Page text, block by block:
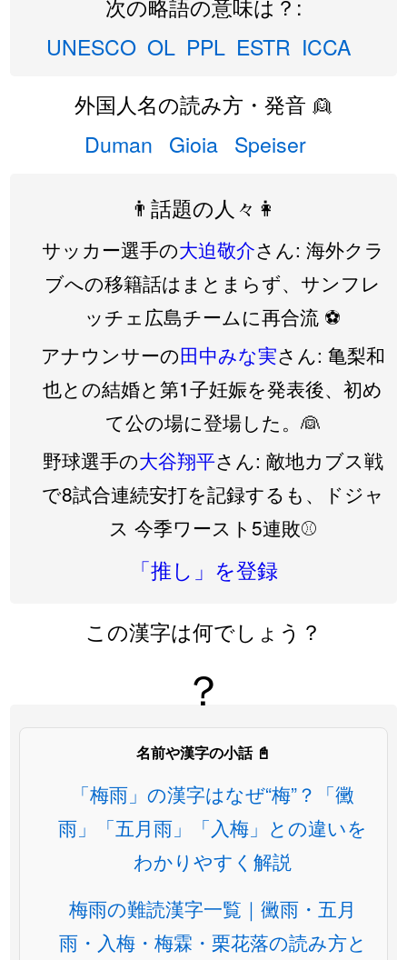
次の略語の意味は？:
UNESCO OL PPL ESTR ICCA
外国人名の読み方・発音 👱
Duman Gioia Speiser
👨話題の人々👩
サッカー選手の大迫敬介さん: 海外クラ
ブへの移籍話はまとまらず、サンフレ
ッチェ広島チームに再合流 ⚽️
アナウンサーの田中みな実さん: 亀梨和
也との結婚と第1子妊娠を発表後、初め
て公の場に登場した。👰
野球選手の大谷翔平さん: 敵地カブス戦
で8試合連続安打を記録するも、ドジャ
ス 今季ワースト5連敗⚾️
「推し」を登録
この漢字は何でしょう？
？
名前や漢字の小話 📓
「梅雨」の漢字はなぜ“梅”？「黴
雨」「五月雨」「入梅」との違いを
わかりやすく解説
梅雨の難読漢字一覧｜黴雨・五月
雨・入梅・梅霖・栗花落の読み方と